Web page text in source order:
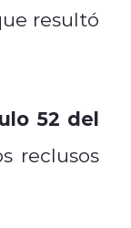
resultó
52 del
reclusos